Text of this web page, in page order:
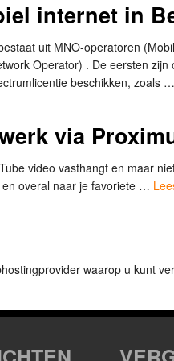
internet in
uit MNO-operatoren
Operator) . De eersten
beschikken, zoals …
via
video vasthangt en maar
overal naar je favoriete …
waarop u kunt